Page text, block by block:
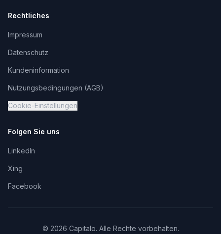
Rechtliches
Impressum
Datenschutz
Kundeninformation
Nutzungsbedingungen (AGB)
Cookie-Einstellungen
Folgen Sie uns
LinkedIn
Xing
Facebook
© 2026 Capitalo. Alle Rechte vorbehalten.